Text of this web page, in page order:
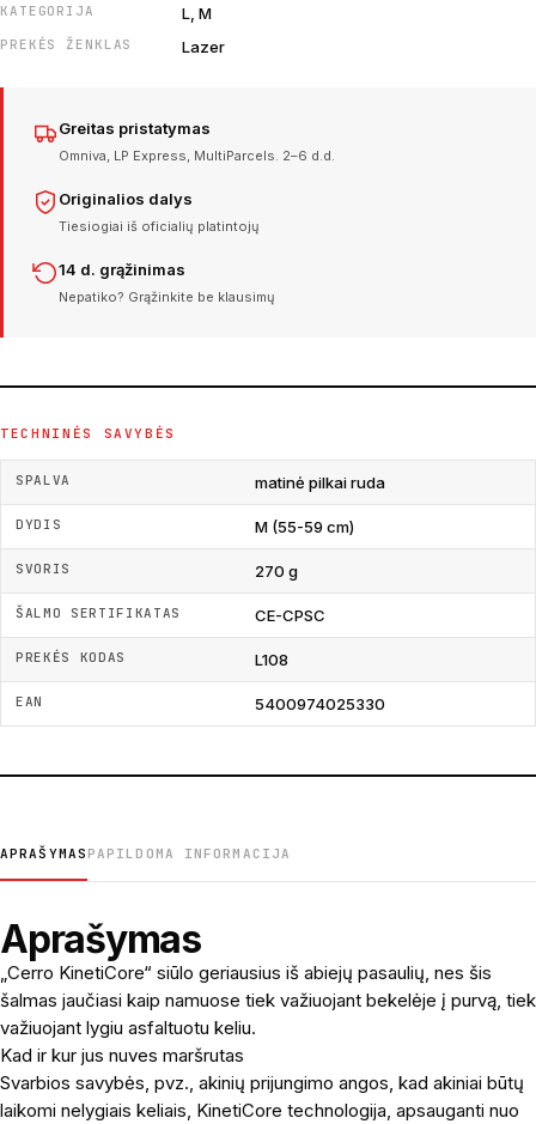
KATEGORIJA L, M
PREKĖS ŽENKLAS Lazer
Greitas pristatymas
Omniva, LP Express, MultiParcels. 2–6 d.d.
Originalios dalys
Tiesiogiai iš oficialių platintojų
14 d. grąžinimas
Nepatiko? Grąžinkite be klausimų
TECHNINĖS SAVYBĖS
SPALVA matinė pilkai ruda
DYDIS M (55-59 cm)
SVORIS 270 g
ŠALMO SERTIFIKATAS CE-CPSC
PREKĖS KODAS L108
EAN 5400974025330
APRAŠYMAS PAPILDOMA INFORMACIJA
Aprašymas
„Cerro KinetiCore“ siūlo geriausius iš abiejų pasaulių, nes šis
šalmas jaučiasi kaip namuose tiek važiuojant bekelėje į purvą, tiek
važiuojant lygiu asfaltuotu keliu.
Kad ir kur jus nuves maršrutas
Svarbios savybės, pvz., akinių prijungimo angos, kad akiniai būtų
laikomi nelygiais keliais, KinetiCore technologija, apsauganti nuo